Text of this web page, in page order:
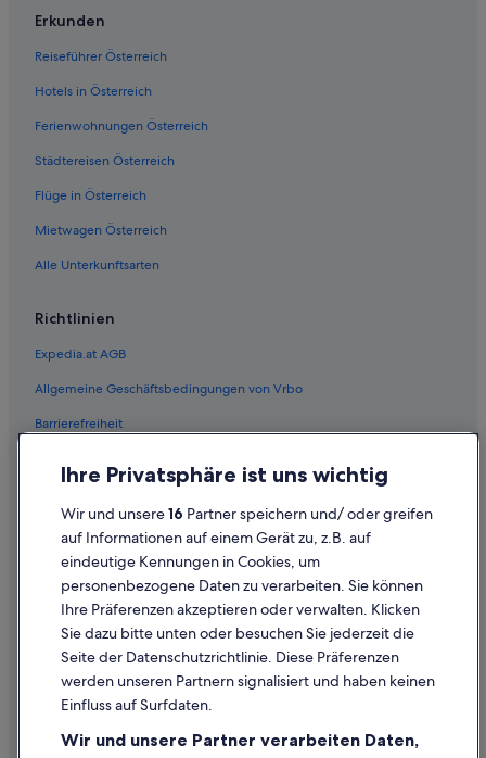
Erkunden
Reiseführer Österreich
Hotels in Österreich
Ferienwohnungen Österreich
Städtereisen Österreich
Flüge in Österreich
Mietwagen Österreich
Alle Unterkunftsarten
Richtlinien
Expedia.at AGB
Allgemeine Geschäftsbedingungen von Vrbo
Barrierefreiheit
Rechtliche Hinweise/Kontakt
Inhaltsrichtlinien und Melden von Inhalten
Hilfe
Hilfe
Ihre Privatsphäre ist uns wichtig
Wir und unsere16 Partner speichern und/ oder greifen
auf Informationen auf einem Gerät zu, z.B. auf
eindeutige Kennungen in Cookies, um
personenbezogene Daten zu verarbeiten. Sie können
Ihre Präferenzen akzeptieren oder verwalten. Klicken
Sie dazu bitte unten oder besuchen Sie jederzeit die
Seite der Datenschutzrichtlinie. Diese Präferenzen
werden unseren Partnern signalisiert und haben keinen
Einfluss auf Surfdaten.
Wir und unsere Partner verarbeiten Daten,